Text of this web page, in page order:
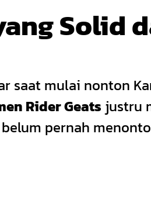
Solid
saat mulai nonton
Rider Geats justru
pernah